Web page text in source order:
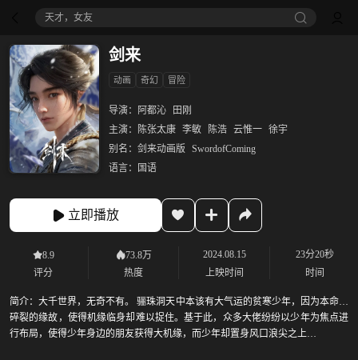
天才，女友
剑来
动画 奇幻 冒险
导演： 阿都沁
田刚
主演：
陈张太康 李敏 陈浩 云惟一 徐宇
别名： 剑来动画版
SwordofComing
语言：
国语
立即播放
8.9
评分
73.8万
热度
2024.08.15
上映时间
23分20秒
时间
简介：大千世界，无奇不有。 骊珠洞天中本该有大气运的贫寒少年，因为本命瓷
碎裂的缘故，使得机缘临身却难以捉住。基于此，众多大佬纷纷以少年为焦点进
行布局，使得少年身边的朋友获得大机缘，而少年却置身风口浪尖之上…